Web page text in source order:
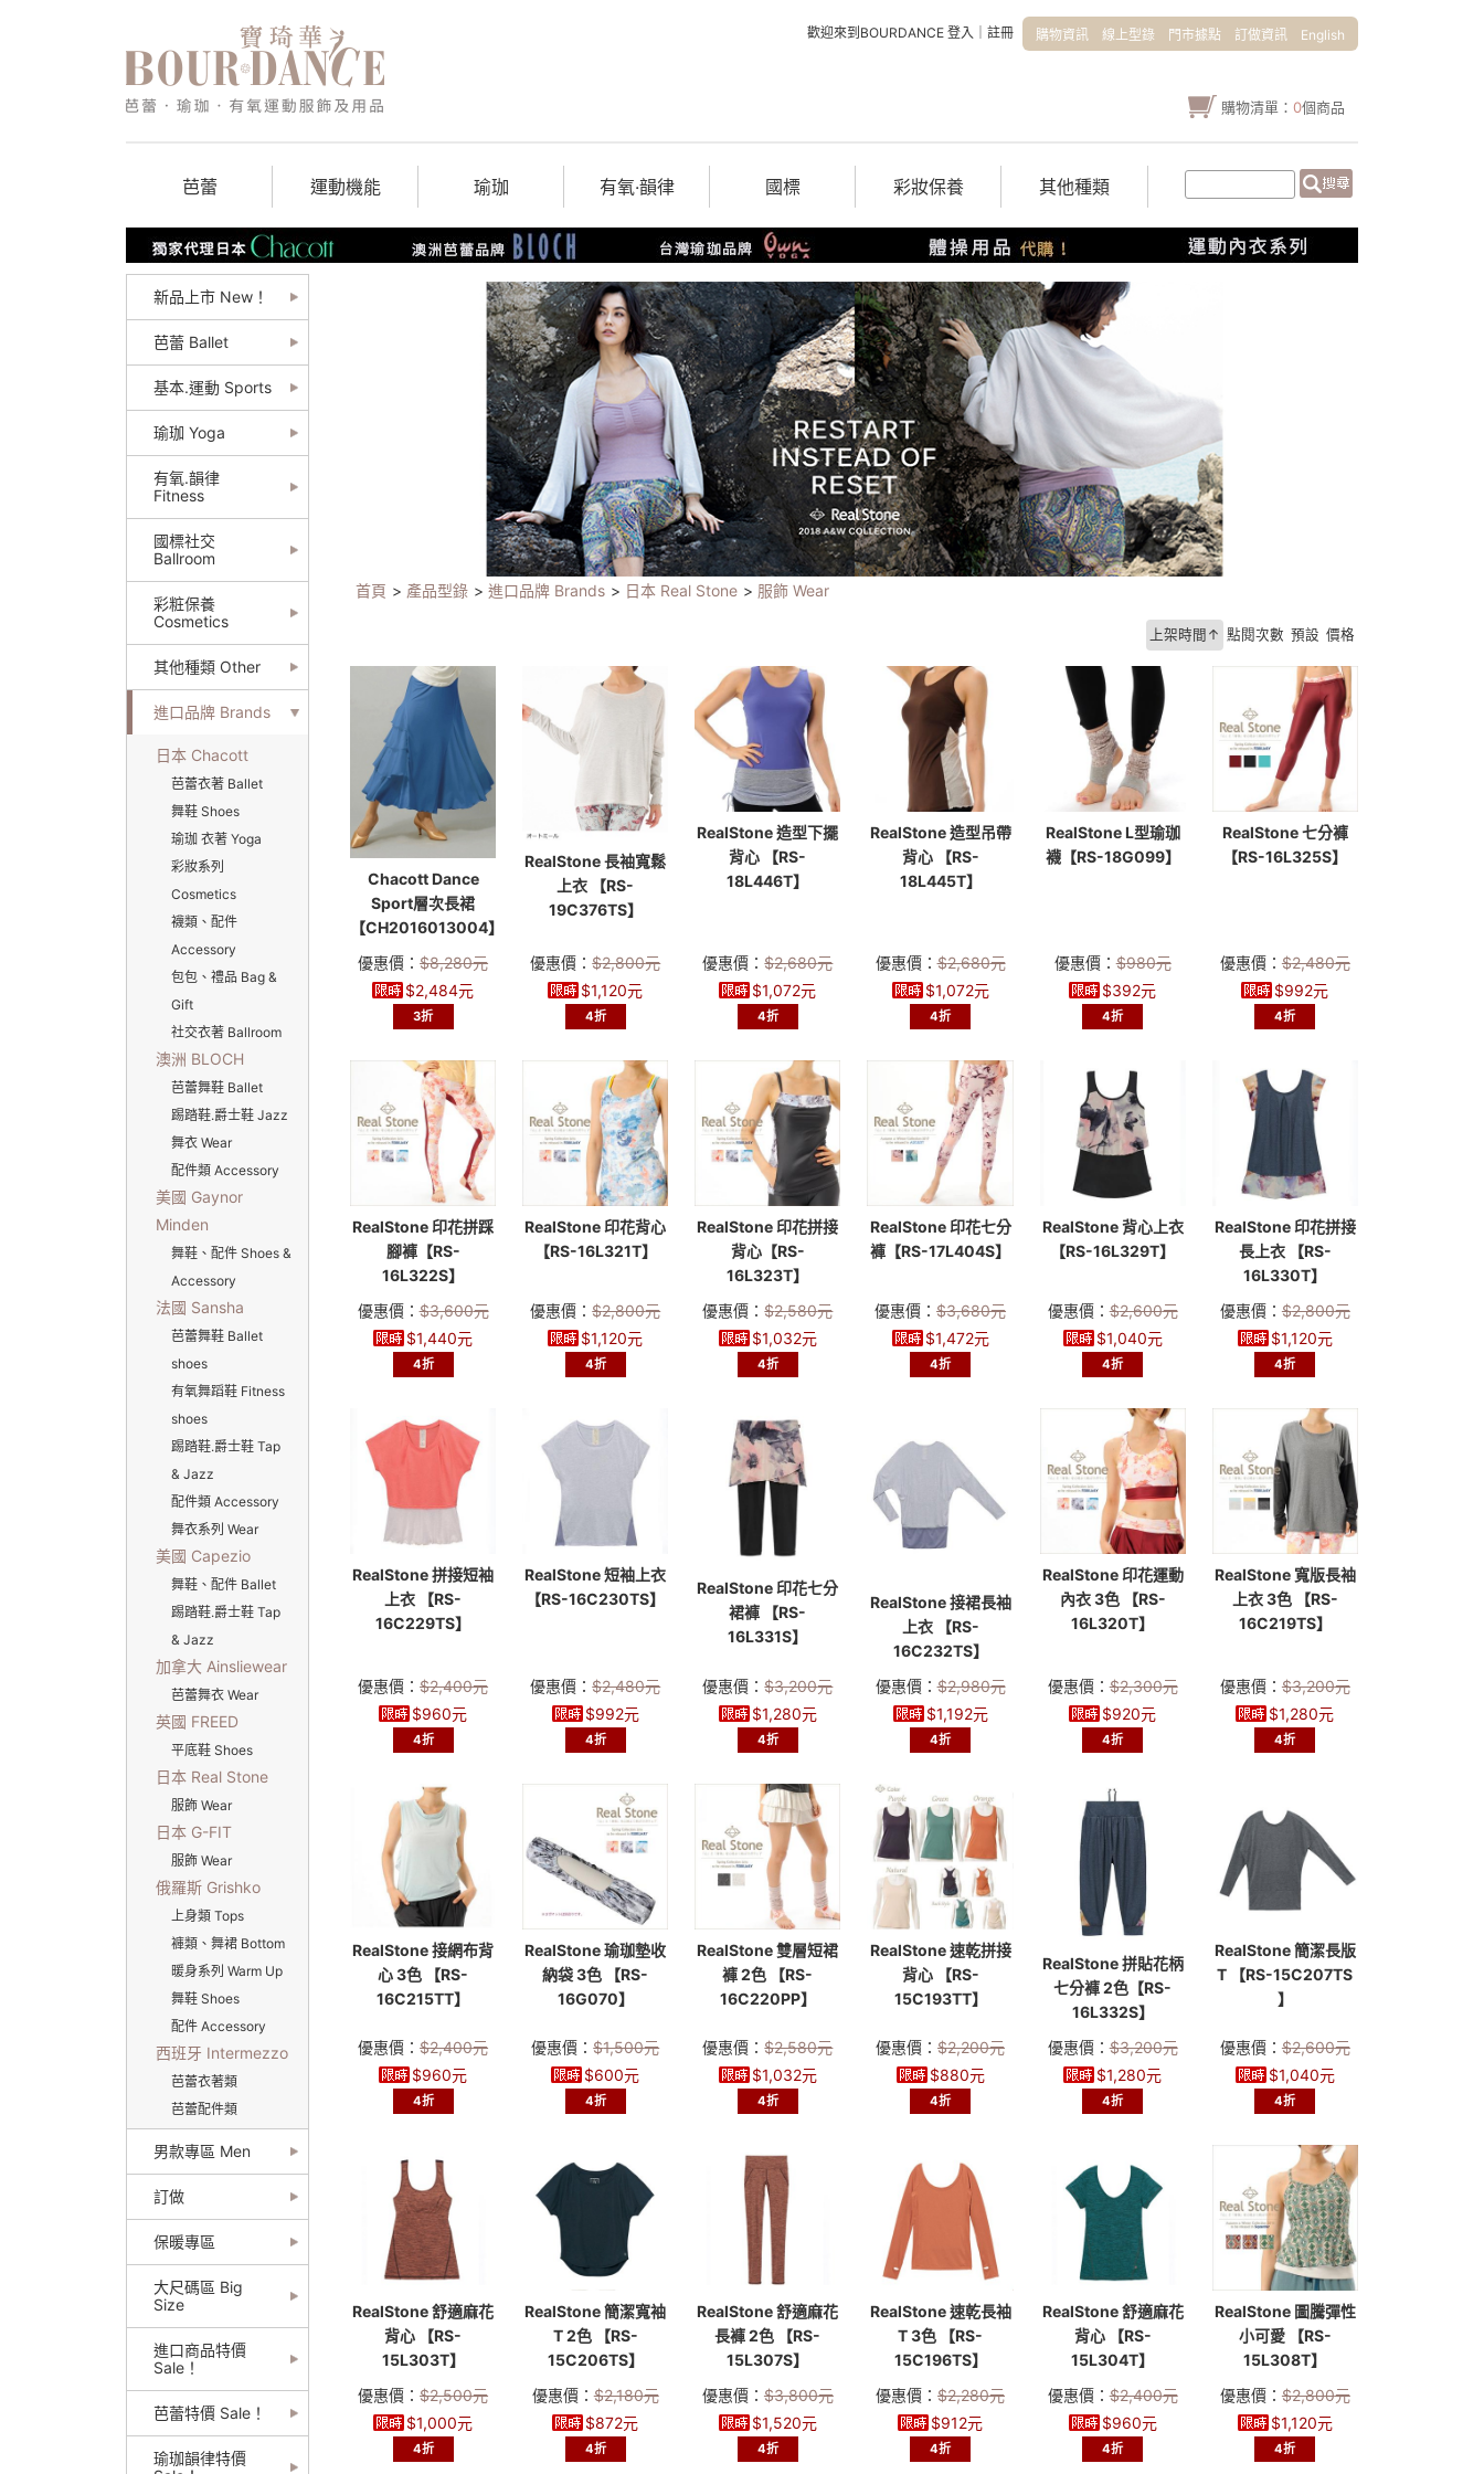
購物資訊 線上型錄 門市據點 訂做資訊 English
歡迎來到BOURDANCE 登入 註冊
購物清單： 0個商品
芭蕾 運動機能 瑜珈 有氧‧韻律 國標 彩妝保養 其他種類
新品上市 New！
芭蕾 Ballet
基本.運動 Sports
瑜珈 Yoga
有氧.韻律
Fitness
國標社交
Ballroom
彩粧保養
Cosmetics
其他種類 Other
進口品牌 Brands
日本 Chacott
芭蕾衣著 Ballet
舞鞋 Shoes
瑜珈 衣著 Yoga
彩妝系列
Cosmetics
襪類、配件
Accessory
包包、禮品 Bag &
Gift
社交衣著 Ballroom
澳洲 BLOCH
芭蕾舞鞋 Ballet
踢踏鞋.爵士鞋 Jazz
舞衣 Wear
配件類 Accessory
美國 Gaynor
Minden
舞鞋、配件 Shoes &
Accessory
法國 Sansha
芭蕾舞鞋 Ballet
shoes
有氧舞蹈鞋 Fitness
shoes
踢踏鞋.爵士鞋 Tap
& Jazz
配件類 Accessory
舞衣系列 Wear
美國 Capezio
舞鞋、配件 Ballet
踢踏鞋.爵士鞋 Tap
& Jazz
加拿大 Ainsliewear
芭蕾舞衣 Wear
英國 FREED
平底鞋 Shoes
日本 Real Stone
服飾 Wear
日本 G-FIT
服飾 Wear
俄羅斯 Grishko
上身類 Tops
褲類、舞裙 Bottom
暖身系列 Warm Up
舞鞋 Shoes
配件 Accessory
西班牙 Intermezzo
芭蕾衣著類
芭蕾配件類
男款專區 Men
訂做
保暖專區
大尺碼區 Big
Size
進口商品特價
Sale！
芭蕾特價 Sale！
瑜珈韻律特價
首頁 > 產品型錄 > 進口品牌 Brands > 日本 Real Stone > 服飾 Wear
上架時間↑ 點閱次數 預設 價格
Chacott Dance
Sport層次長裙
【CH2016013004】
優惠價：$8,280元
$2,484元
3折
RealStone 長袖寬鬆
上衣 【RS-
19C376TS】
優惠價：$2,800元
$1,120元
4折
RealStone 造型下擺
背心 【RS-
18L446T】
優惠價：$2,680元
$1,072元
4折
RealStone 造型吊帶
背心 【RS-
18L445T】
優惠價：$2,680元
$1,072元
4折
RealStone L型瑜珈
襪【RS-18G099】
優惠價：$980元
$392元
4折
RealStone 七分褲
【RS-16L325S】
優惠價： $2,480元
$992元
4折
RealStone 印花拼踩
腳褲【RS-
16L322S】
優惠價：$3,600元
$1,440元
4折
RealStone 印花背心
【RS-16L321T】
優惠價：$2,800元
$1,120元
4折
RealStone 印花拼接
背心【RS-
16L323T】
優惠價：$2,580元
$1,032元
4折
RealStone 印花七分
褲【RS-17L404S】
優惠價：$3,680元
$1,472元
4折
RealStone 背心上衣
【RS-16L329T】
優惠價：$2,600元
$1,040元
4折
RealStone 印花拼接
長上衣 【RS-
16L330T】
優惠價： $2,800元
$1,120元
4折
RealStone 拼接短袖
上衣 【RS-
16C229TS】
優惠價：$2,400元
$960元
4折
RealStone 短袖上衣
【RS-16C230TS】
優惠價：$2,480元
$992元
4折
RealStone 印花七分
裙褲 【RS-
16L331S】
優惠價：$3,200元
$1,280元
4折
RealStone 接裙長袖
上衣 【RS-
16C232TS】
優惠價：$2,980元
$1,192元
4折
RealStone 印花運動
內衣 3色 【RS-
16L320T】
優惠價：$2,300元
$920元
4折
RealStone 寬版長袖
上衣 3色 【RS-
16C219TS】
優惠價： $3,200元
$1,280元
4折
RealStone 接網布背
心 3色 【RS-
16C215TT】
優惠價：$2,400元
$960元
4折
RealStone 瑜珈墊收
納袋 3色 【RS-
16G070】
優惠價：$1,500元
$600元
4折
RealStone 雙層短裙
褲 2色 【RS-
16C220PP】
優惠價：$2,580元
$1,032元
4折
RealStone 速乾拼接
背心 【RS-
15C193TT】
優惠價：$2,200元
$880元
4折
RealStone 拼貼花柄
七分褲 2色【RS-
16L332S】
優惠價：$3,200元
$1,280元
4折
RealStone 簡潔長版
T 【RS-15C207TS
】
優惠價： $2,600元
$1,040元
4折
RealStone 舒適麻花
背心 【RS-
15L303T】
優惠價：$2,500元
$1,000元
4折
RealStone 簡潔寬袖
T 2色 【RS-
15C206TS】
優惠價：$2,180元
$872元
4折
RealStone 舒適麻花
長褲 2色 【RS-
15L307S】
優惠價： $3,800元
$1,520元
4折
RealStone 速乾長袖
T 3色 【RS-
15C196TS】
優惠價：$2,280元
$912元
4折
RealStone 舒適麻花
背心 【RS-
15L304T】
優惠價：$2,400元
$960元
4折
RealStone 圖騰彈性
小可愛 【RS-
15L308T】
優惠價： $2,800元
$1,120元
4折